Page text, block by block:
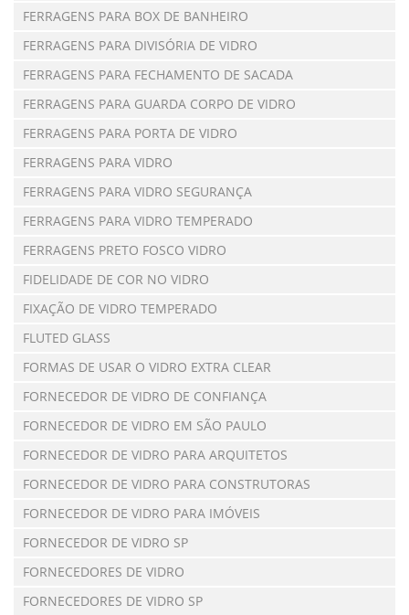
FERRAGENS PARA BOX DE BANHEIRO
FERRAGENS PARA DIVISÓRIA DE VIDRO
FERRAGENS PARA FECHAMENTO DE SACADA
FERRAGENS PARA GUARDA CORPO DE VIDRO
FERRAGENS PARA PORTA DE VIDRO
FERRAGENS PARA VIDRO
FERRAGENS PARA VIDRO SEGURANÇA
FERRAGENS PARA VIDRO TEMPERADO
FERRAGENS PRETO FOSCO VIDRO
FIDELIDADE DE COR NO VIDRO
FIXAÇÃO DE VIDRO TEMPERADO
FLUTED GLASS
FORMAS DE USAR O VIDRO EXTRA CLEAR
FORNECEDOR DE VIDRO DE CONFIANÇA
FORNECEDOR DE VIDRO EM SÃO PAULO
FORNECEDOR DE VIDRO PARA ARQUITETOS
FORNECEDOR DE VIDRO PARA CONSTRUTORAS
FORNECEDOR DE VIDRO PARA IMÓVEIS
FORNECEDOR DE VIDRO SP
FORNECEDORES DE VIDRO
FORNECEDORES DE VIDRO SP